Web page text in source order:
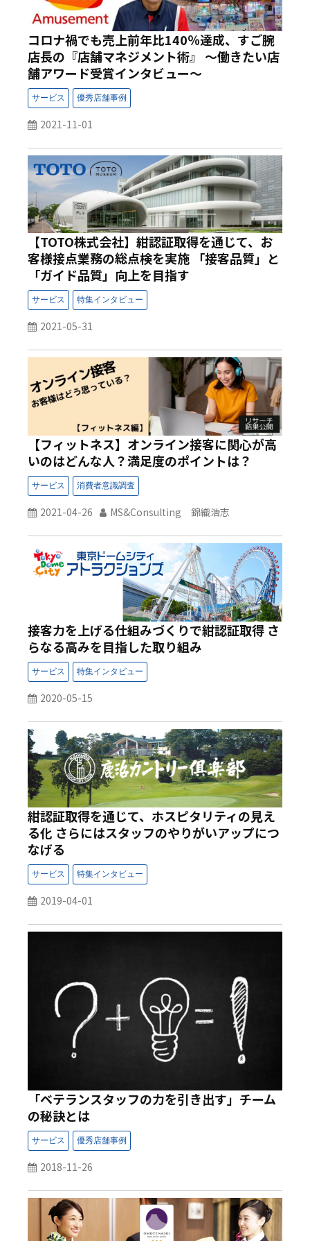
コロナ禍でも売上前年比140％達成、すご腕
店長の『店舗マネジメント術』 ～働きたい店
舗アワード受賞インタビュー～
2021-11-01
【TOTO株式会社】紺認証取得を通じて、お
客様接点業務の総点検を実施 「接客品質」と
「ガイド品質」向上を目指す
2021-05-31
【フィットネス】オンライン接客に関心が高
いのはどんな人？満足度のポイントは？
2021-04-26 MS&Consulting 錦織浩志
接客力を上げる仕組みづくりで紺認証取得 さ
らなる高みを目指した取り組み
2020-05-15
紺認証取得を通じて、ホスピタリティの見え
る化 さらにはスタッフのやりがいアップにつ
なげる
2019-04-01
「ベテランスタッフの力を引き出す」チーム
の秘訣とは
2018-11-26